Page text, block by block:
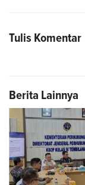
Tulis Komentar
Berita Lainnya